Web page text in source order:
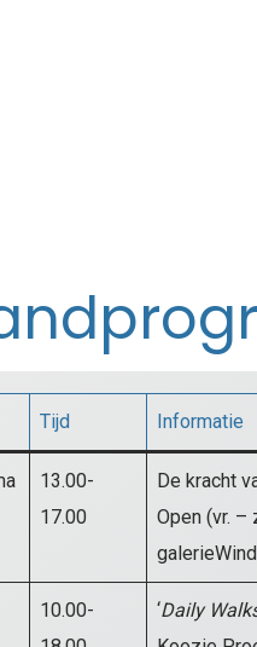
Tijd Informatie
13.00-
17.00
De kracht
Open (vr. –
10.00-
‘Daily